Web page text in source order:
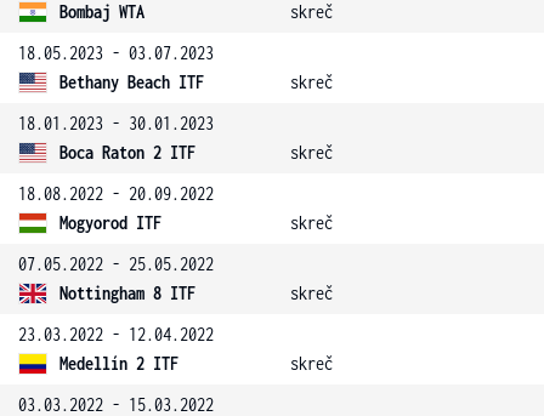
Bombaj WTA
skreč
18.05.2023 - 03.07.2023
Bethany Beach ITF
skreč
18.01.2023 - 30.01.2023
Boca Raton 2 ITF
skreč
18.08.2022 - 20.09.2022
Mogyorod ITF
skreč
07.05.2022 - 25.05.2022
Nottingham 8 ITF
skreč
23.03.2022 - 12.04.2022
Medellín 2 ITF
skreč
03.03.2022 - 15.03.2022